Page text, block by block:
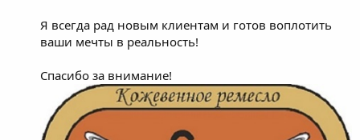
Я всегда рад новым клиентам и готов воплотить
ваши мечты в реальность!
Спасибо за внимание!